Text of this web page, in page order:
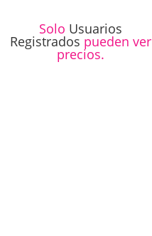
Solo Usuarios
Registrados pueden ver
precios.